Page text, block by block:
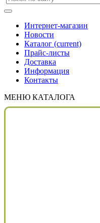
Интернет-магазин
Новости
Каталог (current)
Прайс-листы
Доставка
Информация
Контакты
МЕНЮ КАТАЛОГА